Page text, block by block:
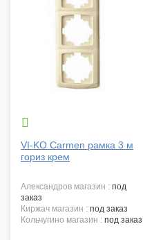

VI-KO Carmen рамка 3 м
гориз крем
александров магазин : под
заказ
киржач магазин : под заказ
кольчугино магазин : под заказ